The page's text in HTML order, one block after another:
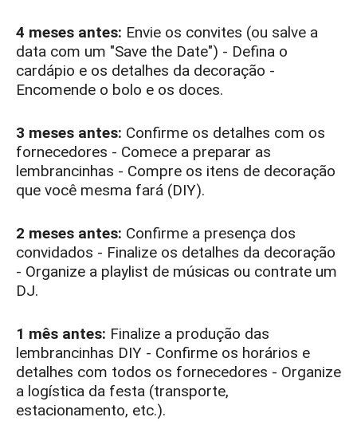
4 meses antes: Envie os convites (ou salve a
data com um "Save the Date") - Defina o
cardápio e os detalhes da decoração -
Encomende o bolo e os doces.
3 meses antes: Confirme os detalhes com os
fornecedores - Comece a preparar as
lembrancinhas - Compre os itens de decoração
que você mesma fará (DIY).
2 meses antes: Confirme a presença dos
convidados - Finalize os detalhes da decoração
- Organize a playlist de músicas ou contrate um
DJ.
1 mês antes: Finalize a produção das
lembrancinhas DIY - Confirme os horários e
detalhes com todos os fornecedores - Organize
a logística da festa (transporte,
estacionamento, etc.).